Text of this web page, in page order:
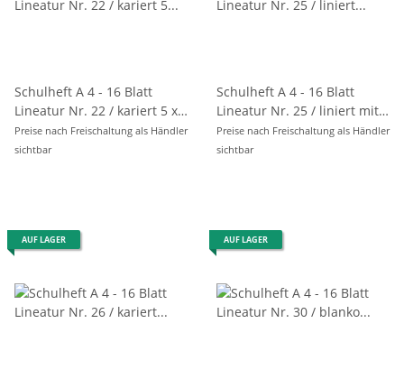
Schulheft A 4 - 16 Blatt
Lineatur Nr. 22 / kariert 5 x
5 mm
Preise nach Freischaltung als Händler
sichtbar
Schulheft A 4 - 16 Blatt
Lineatur Nr. 25 / liniert mit
Rand- rechts
Preise nach Freischaltung als Händler
sichtbar
AUF LAGER AUF LAGER